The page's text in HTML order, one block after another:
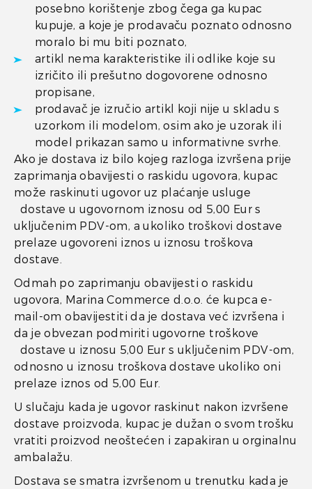
posebno korištenje zbog čega ga kupac
kupuje, a koje je prodavaču poznato odnosno
moralo bi mu biti poznato,
artikl nema karakteristike ili odlike koje su
izričito ili prešutno dogovorene odnosno
propisane,
prodavač je izručio artikl koji nije u skladu s
uzorkom ili modelom, osim ako je uzorak ili
model prikazan samo u informativne svrhe.
Ako je dostava iz bilo kojeg razloga izvršena prije
zaprimanja obavijesti o raskidu ugovora, kupac
može raskinuti ugovor uz plaćanje usluge
dostave u ugovornom iznosu od 5,00 Eur s
uključenim PDV-om, a ukoliko troškovi dostave
prelaze ugovoreni iznos u iznosu troškova
dostave.
Odmah po zaprimanju obavijesti o raskidu
ugovora, Marina Commerce d.o.o. će kupca e-
mail-om obavijestiti da je dostava već izvršena i
da je obvezan podmiriti ugovorne troškove
dostave u iznosu 5,00 Eur s uključenim PDV-om,
odnosno u iznosu troškova dostave ukoliko oni
prelaze iznos od 5,00 Eur.
U slučaju kada je ugovor raskinut nakon izvršene
dostave proizvoda, kupac je dužan o svom trošku
vratiti proizvod neoštećen i zapakiran u orginalnu
ambalažu.
Dostava se smatra izvršenom u trenutku kada je